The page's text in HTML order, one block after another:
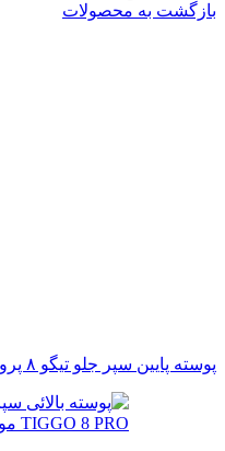
بازگشت به محصولات
پوسته پایین سپر جلو تیگو ۸ پرو TIGGO 8 PRO